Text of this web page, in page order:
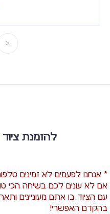
להזמנת
* אנחנו לפעמים לא זמינים
אם לא עונים לכם בשיחה הכי
עם הציוד בו אתם מעוניינים
בהקדם האפשרי!